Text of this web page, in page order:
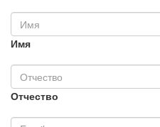
Имя
Отчество